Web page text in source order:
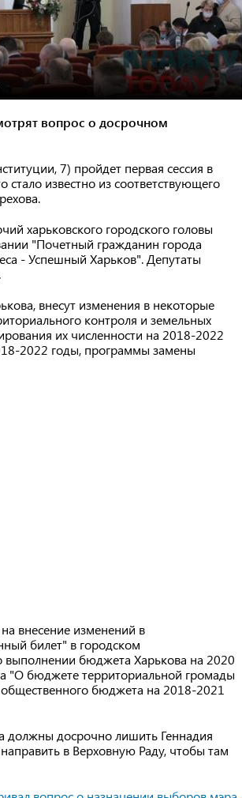
вопрос о досрочном
7) пройдет первая сессия в
стало известно из соответствующего
харьковского городского головы
"Почетный гражданин города
- Успешный Харьков". Депутаты
внесут изменения в некоторые
контроля и земельных
их численности на 2018-2022
2022 годы, программы замены
внесение изменений в
билет" в городском
выполнении бюджета Харькова на 2020
"О бюджете территориальной громады
бюджета на 2018-2021
должны досрочно лишить Геннадия
в Верховную Раду, чтобы там